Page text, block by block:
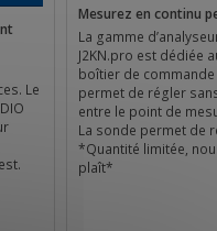
Le
Mesurez en continu
La gamme
J2KN.pro est dédiée
boîtier de commande
permet de régler
entre le point de
La sonde permet de
*Quantité limitée,
plaît*